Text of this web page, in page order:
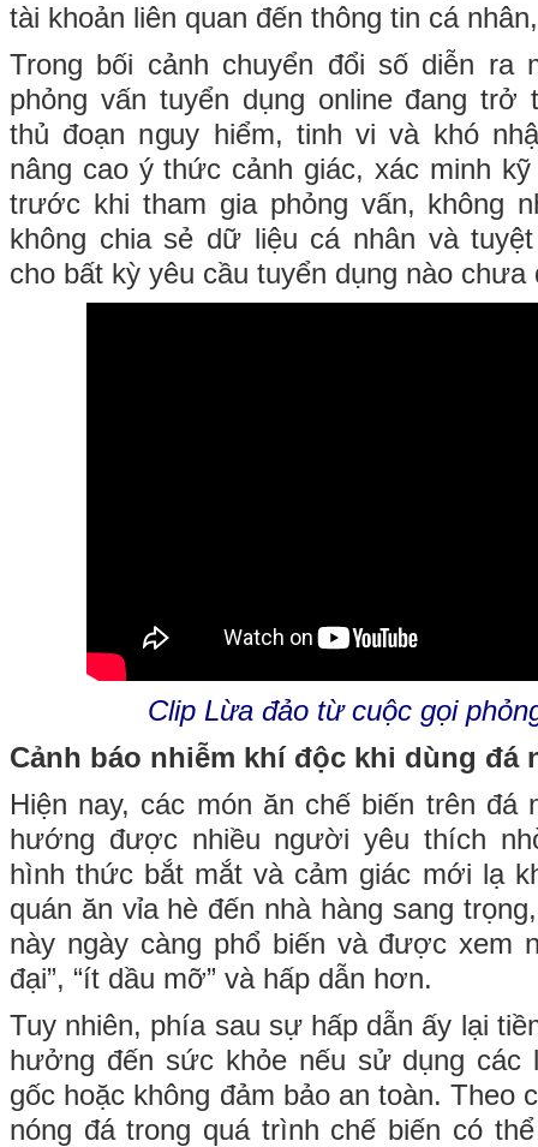
tài khoản liên quan đến thông tin cá
Trong bối cảnh chuyển đổi số diễn ra
phỏng vấn tuyển dụng online đang trở
thủ đoạn nguy hiểm, tinh vi và khó
nâng cao ý thức cảnh giác, xác minh
trước khi tham gia phỏng vấn, không
không chia sẻ dữ liệu cá nhân và
cho bất kỳ yêu cầu tuyển dụng nào
Clip Lừa đảo từ cuộc gọi
Cảnh báo nhiễm khí độc khi dùng đá
Hiện nay, các món ăn chế biến trên đá
hướng được nhiều người yêu thích
hình thức bắt mắt và cảm giác mới lạ
quán ăn vỉa hè đến nhà hàng sang
này ngày càng phổ biến và được xem
đại”, “ít dầu mỡ” và hấp dẫn hơn.
Tuy nhiên, phía sau sự hấp dẫn ấy lại
hưởng đến sức khỏe nếu sử dụng các
gốc hoặc không đảm bảo an toàn. Theo
nóng đá trong quá trình chế biến có